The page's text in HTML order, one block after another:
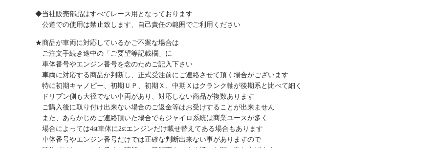
◆当社販売部品はすべてレース用となっております
公道での使用は禁止致します、自己責任の範囲でご利用ください
★商品が車両に対応しているかご不案な場合は
ご注文手続き途中の「ご要望等記載欄」に
車体番号やエンジン番号を念のためご記入下さい
車両に対応する商品か判断し、正式受注前にご連絡させて頂く場合がございます
特に初期キャノピー、初期ＵＰ、初期Ｘ、中期Ｘはクランク軸が後期系と比べて細く
ドリブン側も大径でない車両があり、対応しない商品が複数あります
ご購入後に取り付け出来ない場合のご返金等はお受けすることが出来ません
また、あらかじめご連絡頂いた場合でもジャイロ系統は商業ユースが多く
場合によっては4st車体に2stエンジンだけ載せ替えてある場合もあります
車体番号やエンジン番号だけでは正確な判断出来ない事がありますので